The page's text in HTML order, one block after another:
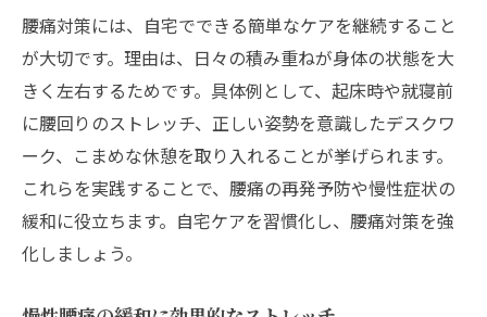
腰痛対策には、自宅でできる簡単なケアを継続すること
が大切です。理由は、日々の積み重ねが身体の状態を大
きく左右するためです。具体例として、起床時や就寝前
に腰回りのストレッチ、正しい姿勢を意識したデスクワ
ーク、こまめな休憩を取り入れることが挙げられます。
これらを実践することで、腰痛の再発予防や慢性症状の
緩和に役立ちます。自宅ケアを習慣化し、腰痛対策を強
化しましょう。